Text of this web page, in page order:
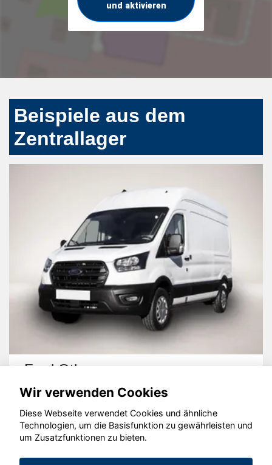
und aktivieren
Beispiele aus dem
Zentrallager
Ford Other
© konjunkturmotor.de GmbH 2020 - 2026
Wir verwenden Cookies
Diese Webseite verwendet Cookies und ähnliche
Technologien, um die Basisfunktion zu gewährleisten und
um Zusatzfunktionen zu bieten.